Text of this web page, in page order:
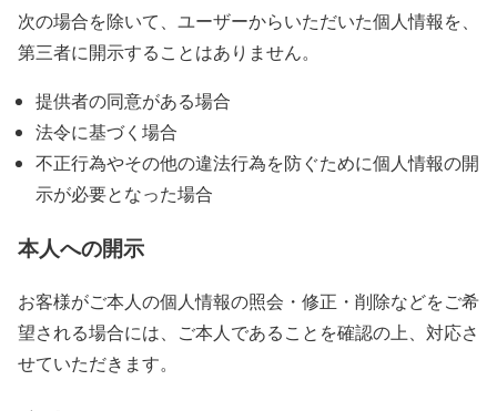
次の場合を除いて、ユーザーからいただいた個人情報を、
第三者に開示することはありません。
提供者の同意がある場合
法令に基づく場合
不正行為やその他の違法行為を防ぐために個人情報の開
示が必要となった場合
本人への開示
お客様がご本人の個人情報の照会・修正・削除などをご希
望される場合には、ご本人であることを確認の上、対応さ
せていただきます。